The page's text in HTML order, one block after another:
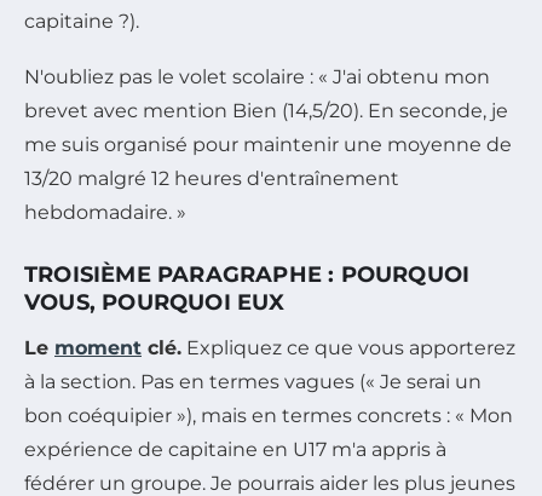
capitaine ?).
N'oubliez pas le volet scolaire : « J'ai obtenu mon
brevet avec mention Bien (14,5/20). En seconde, je
me suis organisé pour maintenir une moyenne de
13/20 malgré 12 heures d'entraînement
hebdomadaire. »
TROISIÈME PARAGRAPHE : POURQUOI
VOUS, POURQUOI EUX
Le moment clé. Expliquez ce que vous apporterez
à la section. Pas en termes vagues (« Je serai un
bon coéquipier »), mais en termes concrets : « Mon
expérience de capitaine en U17 m'a appris à
fédérer un groupe. Je pourrais aider les plus jeunes